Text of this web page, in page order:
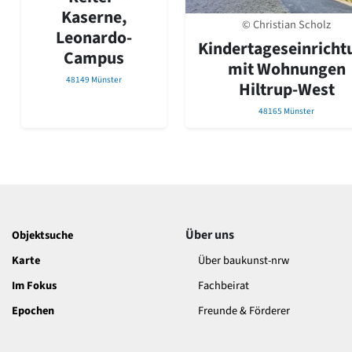
David Chipperfield
Harald Deilmann
Gottfried Böhm
Schneider von Esleben
Peter Behrens
Auszeichnung vorbildlicher Bauten NRW 2020
Big Beautiful Buildings (Großbauten der Nachkriegszeit)
Reformarchitektur
Jugendstil
Historismus
Klassizismus
Barock
Kaserne,
Leonardo-
Campus
48149 Münster
© Christian Scholz
mit Wohnungen
Hiltrup-West
48165 Münster
Objektsuche
Karte
Im Fokus
Epochen
Über uns
Über baukunst-nrw
Fachbeirat
Freunde & Förderer